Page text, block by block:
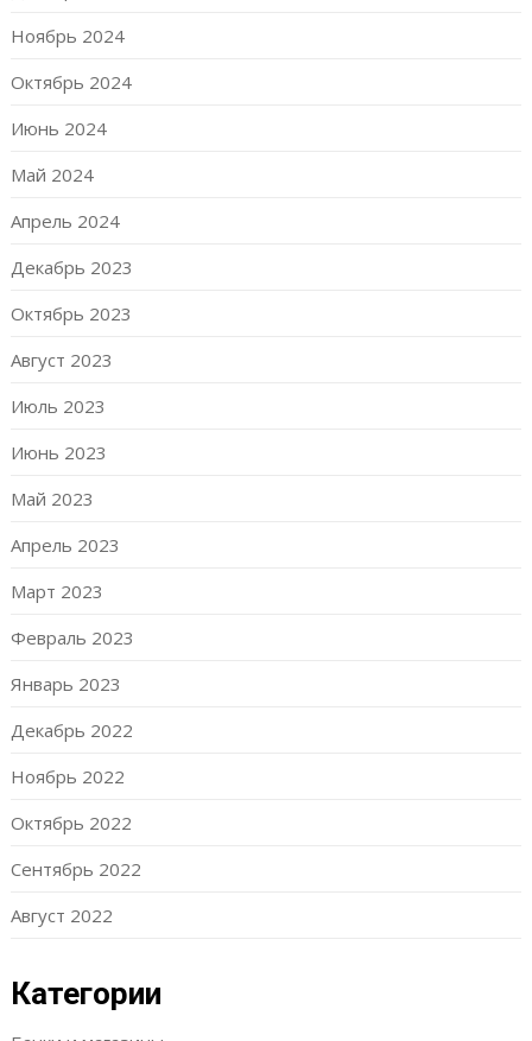
Ноябрь 2024
Октябрь 2024
Июнь 2024
Май 2024
Апрель 2024
Декабрь 2023
Октябрь 2023
Август 2023
Июль 2023
Июнь 2023
Май 2023
Апрель 2023
Март 2023
Февраль 2023
Январь 2023
Декабрь 2022
Ноябрь 2022
Октябрь 2022
Сентябрь 2022
Август 2022
Категории